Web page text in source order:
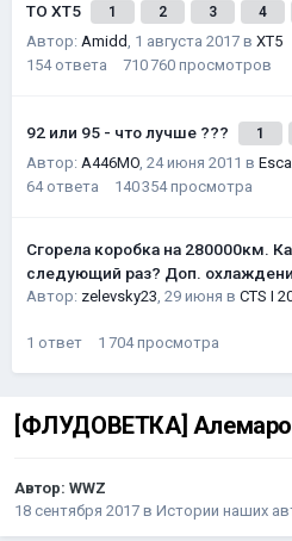
ТО XT5 1 2 3 4
Автор: Amidd, 1 августа 2017 в XT5
154 ответа 710 760 просмотров
92 или 95 - что лучше ??? 1
Автор: A446MO, 24 июня 2011 в
64 ответа 140 354 просмотра
Сгорела коробка на 280000км.
следующий раз? Доп.
Автор: zelevsky23, 29 июня в CTS I
1 ответ 1 704 просмотра
[ФЛУДОВЕТКА]
Автор: WWZ
18 сентября 2017 в Истории наших